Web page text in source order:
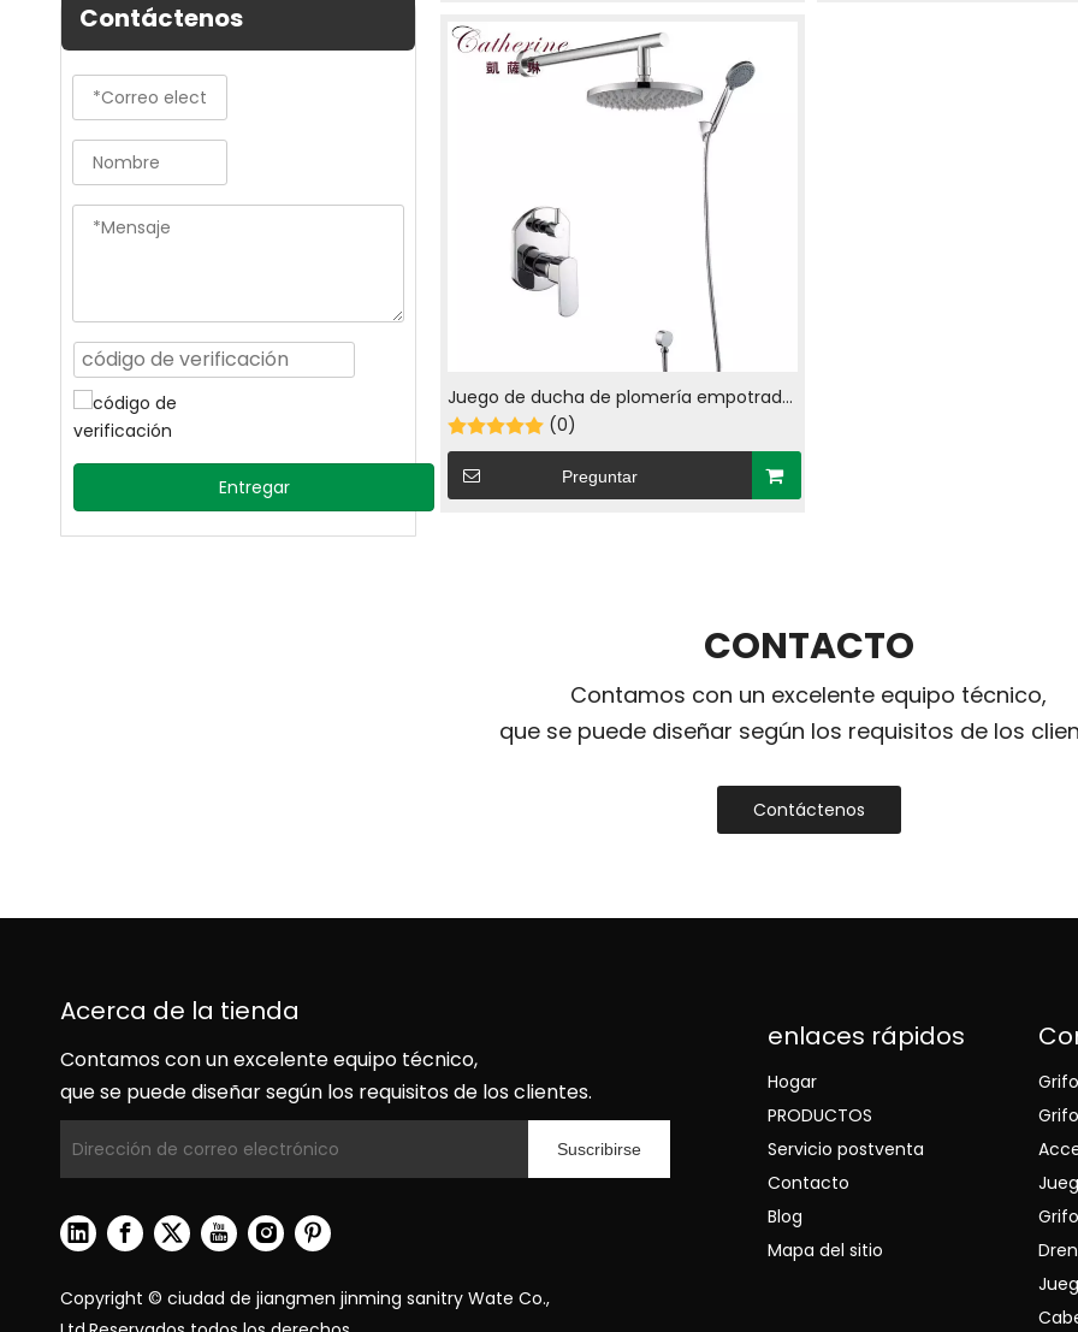
Contáctenos
Entregar
Juego de ducha de plomería empotrada
monomando de latón en cromo (23507)
(0)
Preguntar
CONTACTO
Contamos con un excelente equipo técnico,
que se puede diseñar según los requisitos de los
Contáctenos
Acerca de la tienda
Contamos con un excelente equipo técnico,
que se puede diseñar según los requisitos de los clientes.
Suscribirse
Copyright © ciudad de jiangmen jinming sanitry Wate Co.,
enlaces rápidos
Hogar
PRODUCTOS
Servicio postventa
Contacto
Blog
Mapa del sitio